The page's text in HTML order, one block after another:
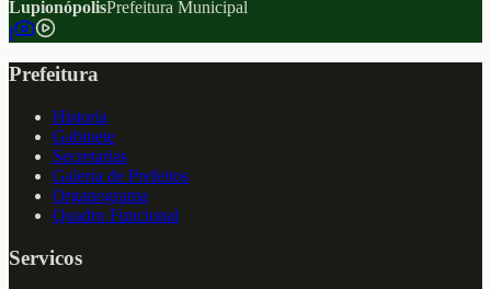
LupionópolisPrefeitura Municipal
f
Prefeitura
Historia
Gabinete
Secretarias
Galeria de Prefeitos
Organograma
Quadro Funcional
Servicos